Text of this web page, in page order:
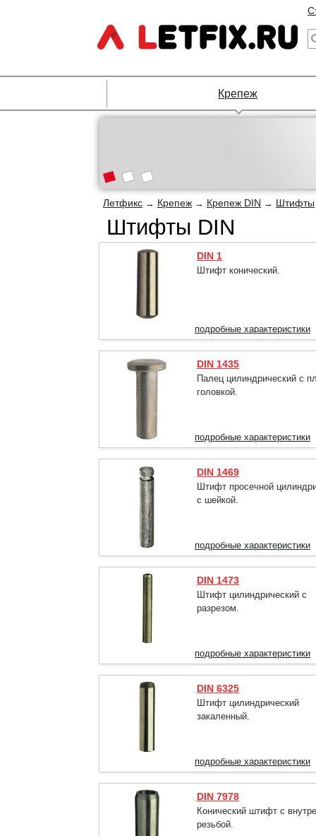
Крепеж
Летфикс → Крепеж → Крепеж DIN → Штифты
Штифты DIN
DIN 1
Штифт конический.
подробные характеристики
DIN 1435
Палец цилиндрический с
головкой.
подробные характеристики
DIN 1469
Штифт просечной
с шейкой.
подробные характеристики
DIN 1473
Штифт цилиндрический с
разрезом.
подробные характеристики
DIN 6325
Штифт цилиндрический
закаленный.
подробные характеристики
DIN 7978
Конический штифт с
резьбой.